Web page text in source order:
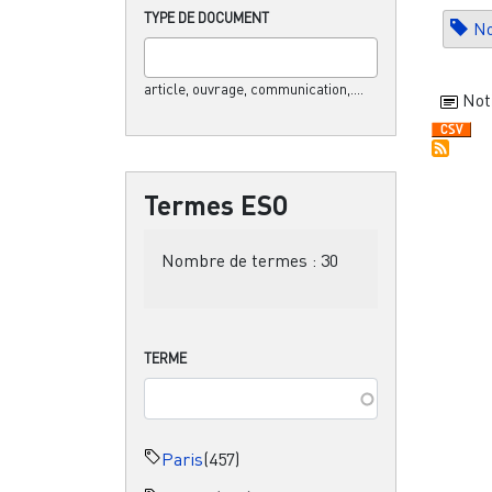
TYPE DE DOCUMENT
article, ouvrage, communication,....
Termes ESO
Nombre de termes : 30
TERME
Paris(457)